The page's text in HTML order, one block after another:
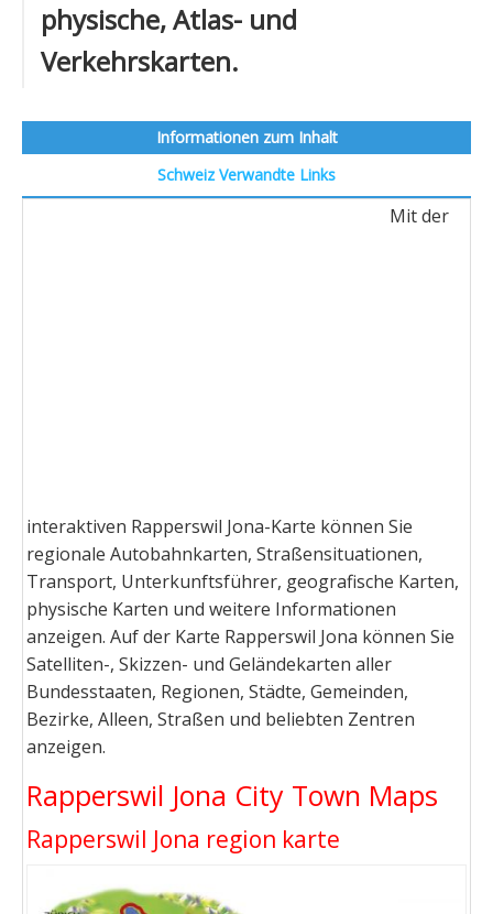
physische, Atlas- und
Verkehrskarten.
Informationen zum Inhalt
SchweizVerwandte Links
Mit der
interaktiven Rapperswil Jona-Karte können Sie
regionale Autobahnkarten, Straßensituationen,
Transport, Unterkunftsführer, geografische Karten,
physische Karten und weitere Informationen
anzeigen. Auf der Karte Rapperswil Jona können Sie
Satelliten-, Skizzen- und Geländekarten aller
Bundesstaaten, Regionen, Städte, Gemeinden,
Bezirke, Alleen, Straßen und beliebten Zentren
anzeigen.
Rapperswil Jona City Town Maps
Rapperswil Jona region karte